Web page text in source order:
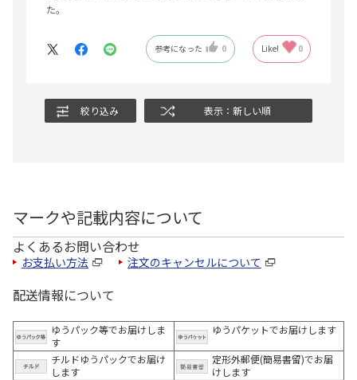
た。
参考になった 0 Like! 0
絞り込み 表示：新しい順
マークや記載内容について
よくあるお問い合わせ
お支払い方法 注文のキャンセルについて
配送情報について
ゆうパック等でお届けしま
す
ゆうパケットでお届けします
チルドゆうパックでお届け
します
定形外郵便(簡易書留)でお届
けします